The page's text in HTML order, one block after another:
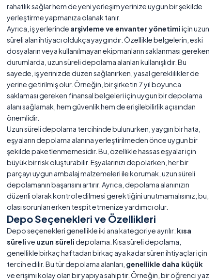
rahatlık sağlar hem de yeni yerleşim yerinize uygun bir şekilde
yerleştirme yapmanıza olanak tanır.
Ayrıca, iş yerlerinde arşivleme ve envanter yönetimiiçin uzun
süreli alan ihtiyacı oldukça yaygındır. Özellikle belgelerin, eski
dosyaların veya kullanılmayan ekipmanların saklanması gereken
durumlarda, uzun süreli depolama alanları kullanışlıdır. Bu
sayede, iş yerinizde düzen sağlanırken, yasal gereklilikler de
yerine getirilmiş olur. Örneğin, bir şirketin 7 yıl boyunca
saklaması gereken finansal belgeleri için uygun bir depolama
alanı sağlamak, hem güvenlik hem de erişilebilirlik açısından
önemlidir.
Uzun süreli depolama tercihinde bulunurken, yaygın bir hata,
eşyaların depolama alanına yerleştirilmeden önce uygun bir
şekilde paketlenmemesidir. Bu, özellikle hassas eşyalar için
büyük bir risk oluşturabilir. Eşyalarınızı depolarken, her bir
parçayı uygun ambalaj malzemeleri ile korumak, uzun süreli
depolamanın başarısını artırır. Ayrıca, depolama alanınızın
düzenli olarak kontrol edilmesi gerektiğini unutmamalısınız; bu,
olası sorunları erken tespit etmenize yardımcı olur.
Depo Seçenekleri ve Özellikleri
Depo seçenekleri genellikle iki ana kategoriye ayrılır: kısa
sürelive uzun sürelidepolama. Kısa süreli depolama,
genellikle birkaç haftadan birkaç aya kadar süren ihtiyaçlar için
tercih edilir. Bu tür depolama alanları, genellikle daha küçük
ve erişimi kolay olan bir yapıya sahiptir. Örneğin, bir öğrenci yaz